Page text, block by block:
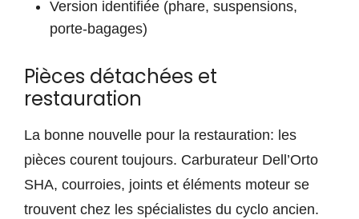
Version identifiée (phare, suspensions,
porte-bagages)
Pièces détachées et
restauration
La bonne nouvelle pour la restauration: les
pièces courent toujours. Carburateur Dell’Orto
SHA, courroies, joints et éléments moteur se
trouvent chez les spécialistes du cyclo ancien.